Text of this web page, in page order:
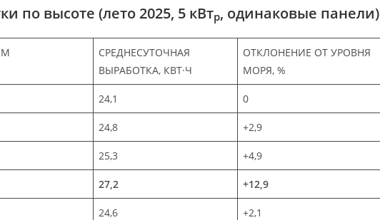
по высоте (лето 2025, 5 кВтp, одинаковые панели)
М
СРЕДНЕСУТОЧНАЯ
ВЫРАБОТКА, КВТ·Ч
ОТКЛОНЕНИЕ ОТ УРОВНЯ
МОРЯ, %
24,1 0
24,8 +2,9
25,3 +4,9
27,2 +12,9
24,6 +2,1